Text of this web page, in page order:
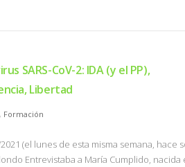
SARS-CoV-2: IDA (y el PP),
Libertad
, Formación
(el lunes de esta misma semana, hace
Entrevistaba a María Cumplido,